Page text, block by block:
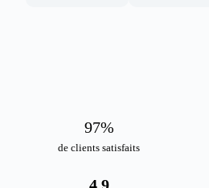
de clients satisfaits
98%